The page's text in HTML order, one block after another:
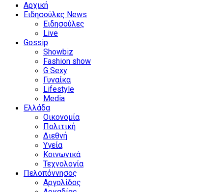
Αρχική
Ειδησούλες News
Ειδησούλες
Live
Gossip
Showbiz
Fashion show
G Sexy
Γυναίκα
Lifestyle
Media
Ελλάδα
Οικονομία
Πολιτική
Διεθνή
Υγεία
Κοινωνικά
Τεχνολογία
Πελοπόννησος
Αργολίδος